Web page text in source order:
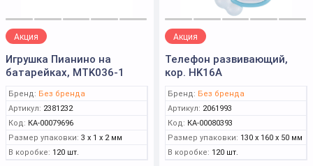
Акция
Игрушка Пианино на
батарейках, MTK036-1
Бренд: Без бренда
Артикул: 2381232
Код: КА-00079696
Размер упаковки: 3 x 1 x 2 мм
В коробке: 120 шт.
Акция
Телефон развивающий,
кор. HK16A
Бренд: Без бренда
Артикул: 2061993
Код: КА-00080393
Размер упаковки: 130 x 160 x 50 мм
В коробке: 120 шт.